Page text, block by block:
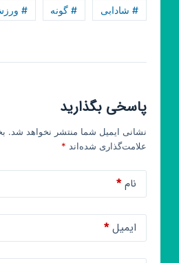
# شادابی # گونه #
پاسخی بگذارید
نشانی ایمیل شما منتشر نخواهد شد.
علامت‌گذاری شده‌اند *
نام*
ایمیل*